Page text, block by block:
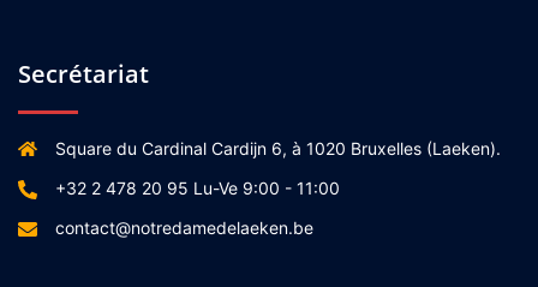
Secrétariat
Square du Cardinal Cardijn 6, à 1020 Bruxelles (Laeken).
+32 2 478 20 95 Lu-Ve 9:00 - 11:00
contact@notredamedelaeken.be